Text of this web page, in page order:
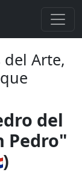
del Arte,
del
Pedro"
)